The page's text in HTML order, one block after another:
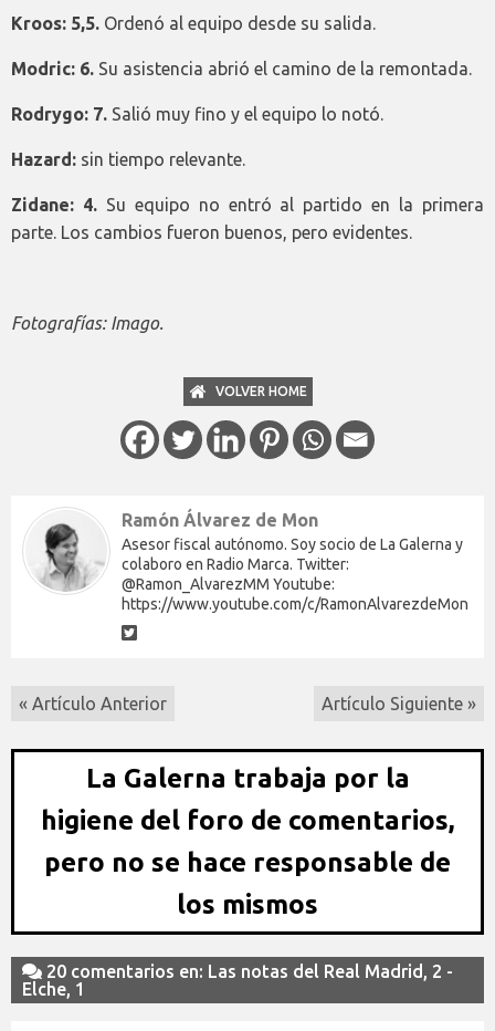
Kroos: 5,5. Ordenó al equipo desde su salida.
Modric: 6. Su asistencia abrió el camino de la remontada.
Rodrygo: 7. Salió muy fino y el equipo lo notó.
Hazard: sin tiempo relevante.
Zidane: 4.Su equipo no entró al partido en la primera
parte. Los cambios fueron buenos, pero evidentes.
Fotografías: Imago.
VOLVER HOME
Ramón Álvarez de Mon
Asesor fiscal autónomo. Soy socio de La Galerna y
colaboro en Radio Marca. Twitter:
@Ramon_AlvarezMM Youtube:
https://www.youtube.com/c/RamonAlvarezdeMon
« Artículo Anterior Artículo Siguiente »
La Galerna trabaja por la
higiene del foro de comentarios,
pero no se hace responsable de
los mismos
20 comentarios en: Las notas del Real Madrid, 2 -
Elche, 1